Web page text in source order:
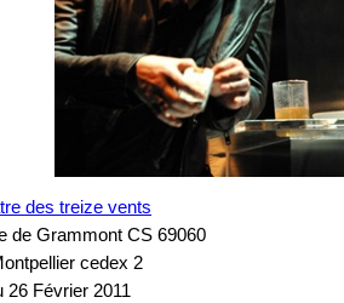
des treize vents
de Grammont CS 69060
cedex 2
26 Février 2011